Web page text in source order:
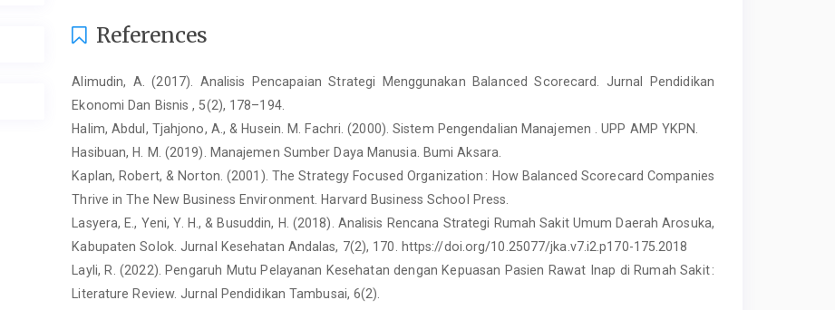
References
Alimudin, A. (2017). Analisis Pencapaian Strategi Menggunakan Balanced Scorecard. Jurnal Pendidikan
Ekonomi Dan Bisnis , 5(2), 178–194.
Halim, Abdul, Tjahjono, A., & Husein. M. Fachri. (2000). Sistem Pengendalian Manajemen . UPP AMP YKPN.
Hasibuan, H. M. (2019). Manajemen Sumber Daya Manusia. Bumi Aksara.
Kaplan, Robert, & Norton. (2001). The Strategy Focused Organization : How Balanced Scorecard Companies
Thrive in The New Business Environment. Harvard Business School Press.
Lasyera, E., Yeni, Y. H., & Busuddin, H. (2018). Analisis Rencana Strategi Rumah Sakit Umum Daerah Arosuka,
Kabupaten Solok. Jurnal Kesehatan Andalas, 7(2), 170. https://doi.org/10.25077/jka.v7.i2.p170-175.2018
Layli, R. (2022). Pengaruh Mutu Pelayanan Kesehatan dengan Kepuasan Pasien Rawat Inap di Rumah Sakit :
Literature Review. Jurnal Pendidikan Tambusai, 6(2).